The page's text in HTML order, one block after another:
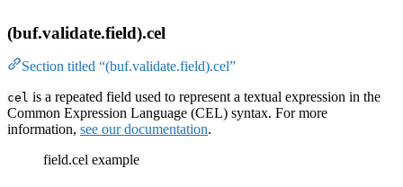
(buf.validate.field).cel
Section titled “(buf.validate.field).cel”
cel is a repeated field used to represent a textual expression in the
Common Expression Language (CEL) syntax. For more
information, see our documentation.
field.cel example